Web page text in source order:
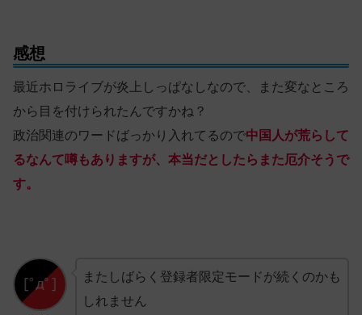
感想
最近ホロライブが炎上しっぱなしなので、また変なところ
から目を付けられたんですかね？
政治関連のワードばっかり入れてるので中国人が荒らして
るなんて噂もありますが、本当だとしたらまた厄介そうで
す。
またしばらく登録者限定モードが続くのかも
しれません